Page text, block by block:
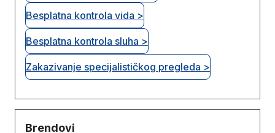
Besplatna kontrola vida >
Besplatna kontrola sluha >
Zakazivanje specijalističkog pregleda >
Brendovi